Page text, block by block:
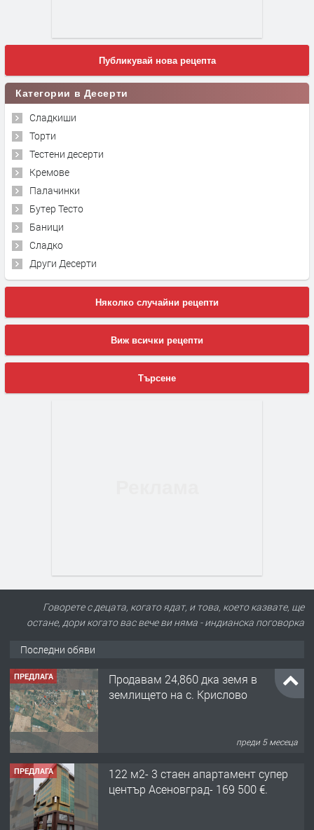
Публикувай нова рецепта
Категории в Десерти
Сладкиши
Торти
Тестени десерти
Кремове
Палачинки
Бутер Тесто
Баници
Сладко
Други Десерти
Няколко случайни рецепти
Виж всички рецепти
Търсене
Говорете с децата, когато ядат, и това, което казвате, ще
остане, дори когато вас вече ви няма - индианска поговорка
Последни обяви
ПРЕДЛАГА
Продавам 24,860 дка земя в
землището на с. Крислово
преди 5 месеца
ПРЕДЛАГА
122 м2- 3 стаен апартамент супер
център Асеновград- 169 500 €.